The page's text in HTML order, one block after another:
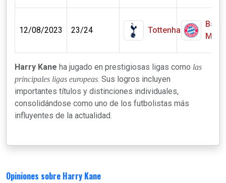
12/08/2023 23/24 Tottenham
Harry Kane ha jugado en prestigiosas ligas como las
principales ligas europeas. Sus logros incluyen
importantes títulos y distinciones individuales,
consolidándose como uno de los futbolistas más
influyentes de la actualidad.
Opiniones sobre Harry Kane